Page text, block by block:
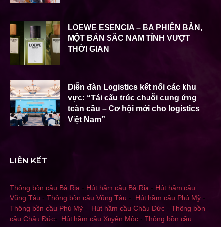
LOEWE ESENCIA – BA PHIÊN BẢN,
MỘT BẢN SẮC NAM TÍNH VƯỢT
THỜI GIAN
Diễn đàn Logistics kết nối các khu
vực: “Tái cấu trúc chuỗi cung ứng
toàn cầu – Cơ hội mới cho logistics
Việt Nam”
LIÊN KẾT
Thông bồn cầu Bà Rịa Hút hầm cầu Bà Rịa - Hút hầm cầu
Vũng Tàu - Thông bồn cầu Vũng Tàu - Hút hầm cầu Phú Mỹ -
Thông bồn cầu Phú Mỹ - Hút hầm cầu Châu Đức - Thông bồn
cầu Châu Đức- Hút hầm cầu Xuyên Mộc - Thông bồn cầu